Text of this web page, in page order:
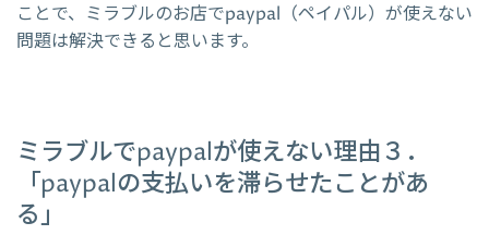
ことで、ミラブルのお店でpaypal（ペイパル）が使えない
問題は解決できると思います。
ミラブルでpaypalが使えない理由３．
「paypalの支払いを滞らせたことがあ
る」